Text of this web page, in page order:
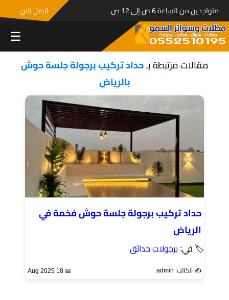
متواجدين من الساعة 6 ص إلى 12 ص اتصل الان
☰
مقالات مرتبطة بـحداد تركيب برجولة جلسة حوش
بالرياض
حداد تركيب برجولة جلسة حوش فخمة في
الرياض
🏷 في: برجولات حدائق
✍️ الكاتب: admin 📅 18 Aug 2025